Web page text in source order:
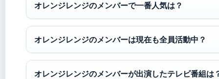
オレンジレンジのメンバーで一番人気は？
オレンジレンジのメンバーは現在も全員活動中？
オレンジレンジのメンバーが出演したテレビ番組は